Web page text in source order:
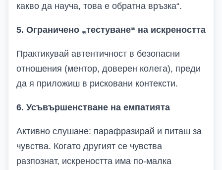
какво да науча, това е обратна връзка“.
5. Ограничено „тестуване“ на искреността
Практикувай автентичност в безопасни
отношения (ментор, доверен колега), преди
да я приложиш в рисковани контексти.
6. Усъвършенстване на емпатията
Активно слушане: парафразирай и питаш за
чувства. Когато другият се чувства
разпознат, искреността има по-малка